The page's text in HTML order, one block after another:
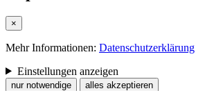
×
Mehr Informationen: Datenschutzerklärung
Einstellungen anzeigen
nur notwendige alles akzeptieren